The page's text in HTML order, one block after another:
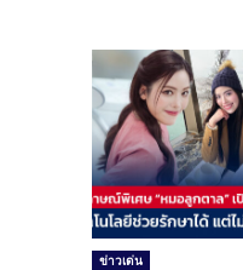
ข่าวเด่น